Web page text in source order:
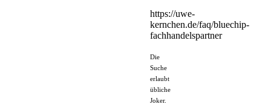
https://uwe-
kernchen.de/faq/bluechip-
fachhandelspartner
Die
Suche
erlaubt
übliche
Joker.